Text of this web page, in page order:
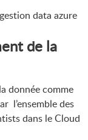
de la
donnée comme
l’ensemble des
dans le Cloud